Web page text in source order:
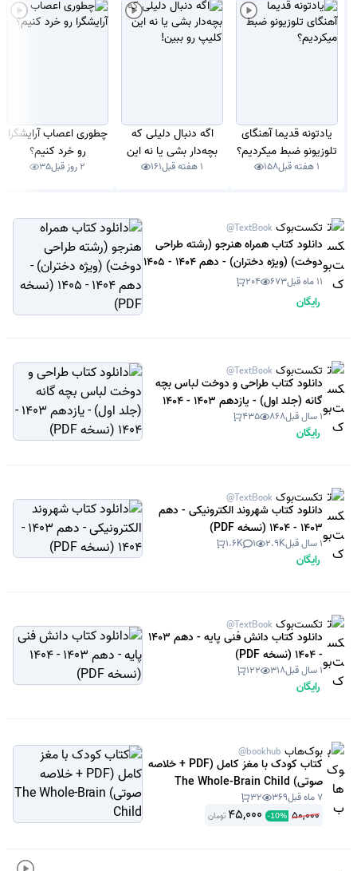
یادتونه قدیما آهنگای
تلوزیونو ضبط میکردیم؟
1 هفته قبل 158
اگه دنبال دلیلی که
بچه‌دار بشی یا نه این
کلیپ رو ببین!1 هفته قبل 161
چطوری اعصاب آرایشگرا
رو خرد کنیم؟
2 روز قبل 35
تکست‌بوک @TextBook
دانلود کتاب همراه هنرجو (رشته طراحی
دوخت) (ویژه دختران) - دهم 1404 - 1405
(نسخه PDF)
11 ماه قبل 673
204
رایگان
تکست‌بوک @TextBook
دانلود کتاب طراحی و دوخت لباس بچه
گانه (جلد اول) - یازدهم 1403 - 1404
(نسخه PDF)1 سال قبل 868
435
رایگان
تکست‌بوک @TextBook
دانلود کتاب شهروند الکترونیکی - دهم
1403 - 1404 (نسخه PDF)
1 سال قبل 2.9K
1
1.6K
رایگان
تکست‌بوک @TextBook
دانلود کتاب دانش فنی پایه - دهم 1403
- 1404 (نسخه PDF)
1 سال قبل 318
122
رایگان
بوک‌هاب @bookhub
کتاب کودک با مغز کامل (PDF + خلاصه
صوتی) The Whole-Brain Child
7 ماه قبل 369
32
50,000
-10%
45,000 تومان